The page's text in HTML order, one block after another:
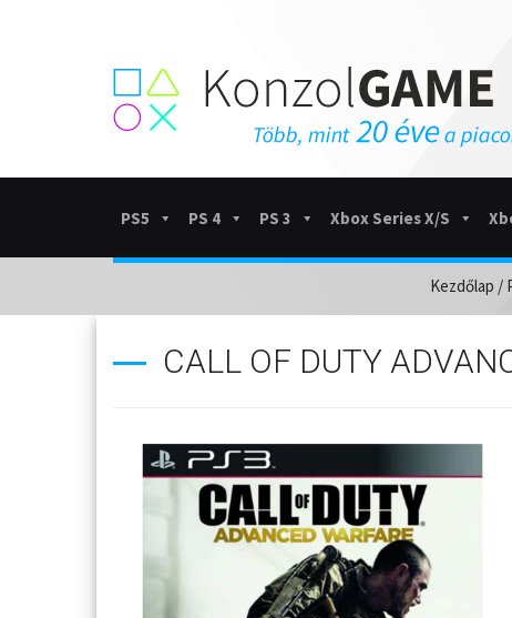
PS5 PS 4 PS 3 Xbox Series X/S
Kezdőlap /
CALL OF DUTY